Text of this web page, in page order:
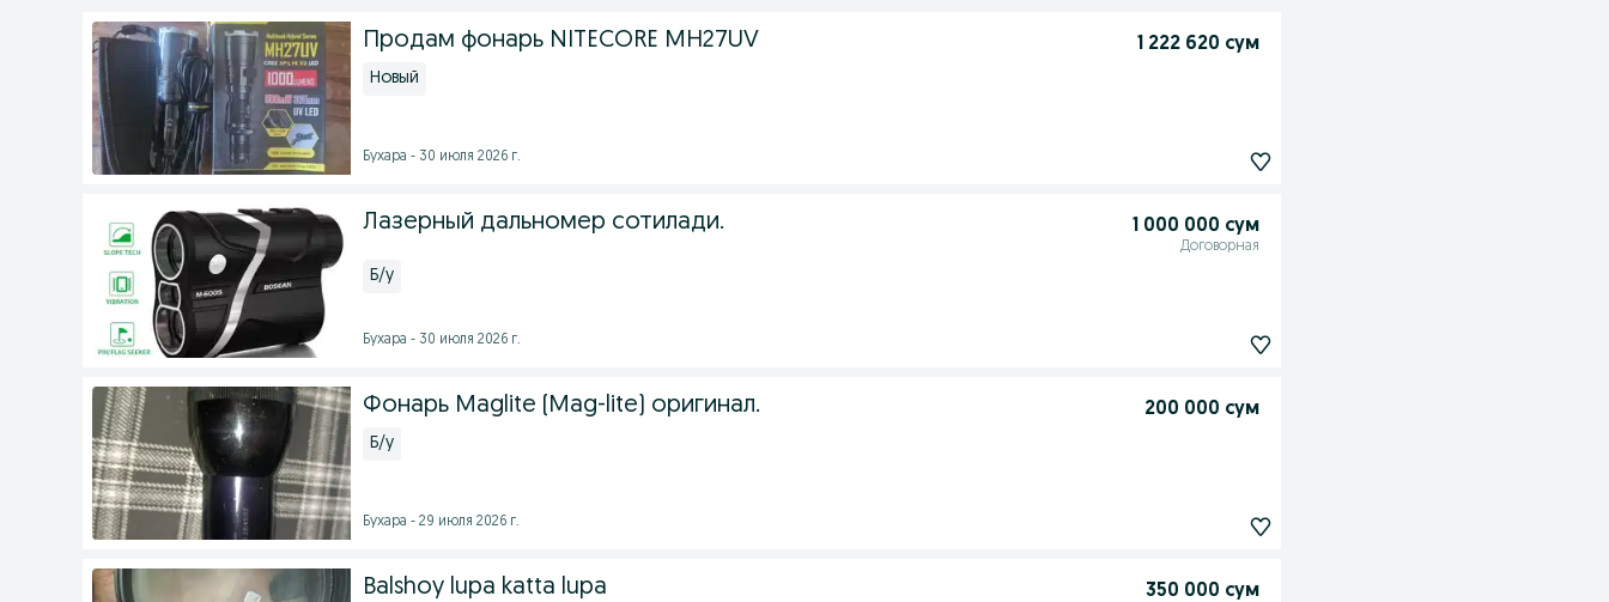
Продам фонарь NITECORE MH27UV 1 222 620 сум
Новый
Бухара - 30 июля 2026 г.
Лазерный дальномер сотилади. 1 000 000 сум
Договорная
Б/у
Бухара - 30 июля 2026 г.
Фонарь Maglite (Mag-lite) оригинал. 200 000 сум
Б/у
Бухара - 29 июля 2026 г.
Balshoy lupa katta lupa 350 000 сум